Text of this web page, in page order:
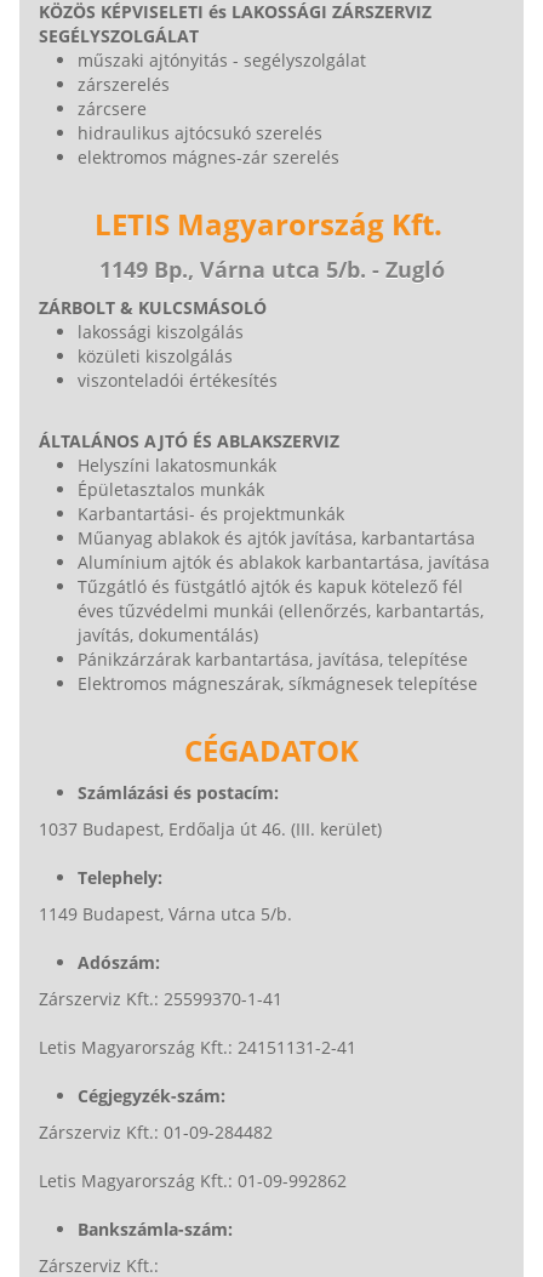
KÖZÖS KÉPVISELETI és LAKOSSÁGI ZÁRSZERVIZ
SEGÉLYSZOLGÁLAT
műszaki ajtónyitás - segélyszolgálat
zárszerelés
zárcsere
hidraulikus ajtócsukó szerelés
elektromos mágnes-zár szerelés
LETIS Magyarország Kft.
1149 Bp., Várna utca 5/b. - Zugló
ZÁRBOLT & KULCSMÁSOLÓ
lakossági kiszolgálás
közületi kiszolgálás
viszonteladói értékesítés
ÁLTALÁNOS AJTÓ ÉS ABLAKSZERVIZ
Helyszíni lakatosmunkák
Épületasztalos munkák
Karbantartási- és projektmunkák
Műanyag ablakok és ajtók javítása, karbantartása
Alumínium ajtók és ablakok karbantartása, javítása
Tűzgátló és füstgátló ajtók és kapuk kötelező fél
éves tűzvédelmi munkái (ellenőrzés, karbantartás,
javítás, dokumentálás)
Pánikzárzárak karbantartása, javítása, telepítése
Elektromos mágneszárak, síkmágnesek telepítése
CÉGADATOK
Számlázási és postacím:
1037 Budapest, Erdőalja út 46. (III. kerület)
Telephely:
1149 Budapest, Várna utca 5/b.
Adószám:
Zárszerviz Kft.: 25599370-1-41
Letis Magyarország Kft.: 24151131-2-41
Cégjegyzék-szám:
Zárszerviz Kft.: 01-09-284482
Letis Magyarország Kft.: 01-09-992862
Bankszámla-szám:
Zárszerviz Kft.: